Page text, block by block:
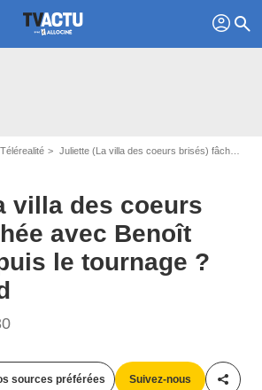
profil search
Juliette (La villa des coeurs brisés) fâchée avec Benoît Dubois depuis le tournage ? Elle répond
villa des coeurs
avec Benoît
le tournage ?
sources préférées Suivez-nous
La villa des coeurs brisés / TFX